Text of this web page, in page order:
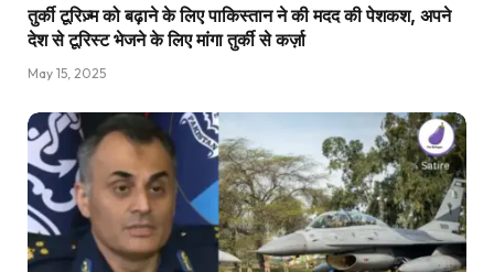
तुर्की टूरिज़्म को बढ़ाने के लिए पाकिस्तान ने की मदद की पेशकश, अपने
देश से टूरिस्ट भेजने के लिए मांगा तुर्की से कर्ज़ा
May 15, 2025